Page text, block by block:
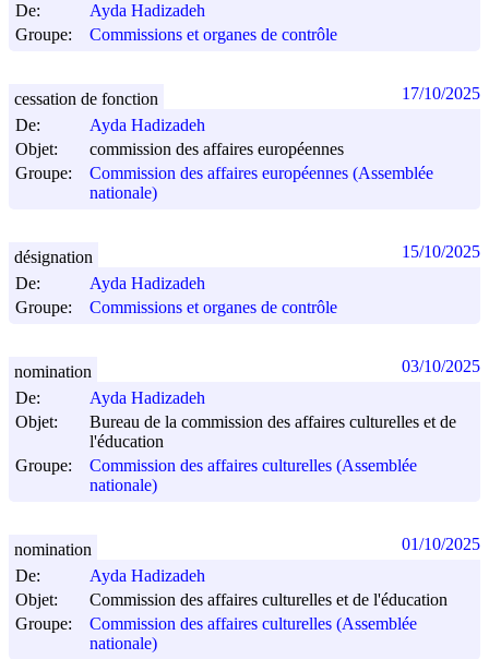
De:
Ayda Hadizadeh
Groupe:
Commissions et organes de contrôle
De:
Ayda Hadizadeh
Objet:
commission des affaires européennes
Groupe:
Commission des affaires européennes (Assemblée
nationale)
cessation de fonction 17/10/2025
De:
Ayda Hadizadeh
Groupe:
Commissions et organes de contrôle
désignation 15/10/2025
De:
Ayda Hadizadeh
Objet:
Bureau de la commission des affaires culturelles et de
l'éducation
Groupe:
Commission des affaires culturelles (Assemblée
nationale)
nomination 03/10/2025
De:
Ayda Hadizadeh
Objet:
Commission des affaires culturelles et de l'éducation
Groupe:
Commission des affaires culturelles (Assemblée
nationale)
nomination 01/10/2025